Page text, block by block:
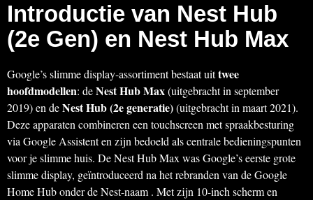
Introductie van Nest Hub
(2e Gen) en Nest Hub Max
Google’s slimme display-assortiment bestaat uittwee
hoofdmodellen: deNest Hub Max(uitgebracht in september
2019) en deNest Hub (2e generatie)(uitgebracht in maart 2021).
Deze apparaten combineren een touchscreen met spraakbesturing
via Google Assistent en zijn bedoeld als centrale bedieningspunten
voor je slimme huis. De Nest Hub Max was Google’s eerste grote
slimme display, geïntroduceerd na het rebranden van de Google
Home Hub onder de Nest-naam . Met zijn 10-inch scherm en